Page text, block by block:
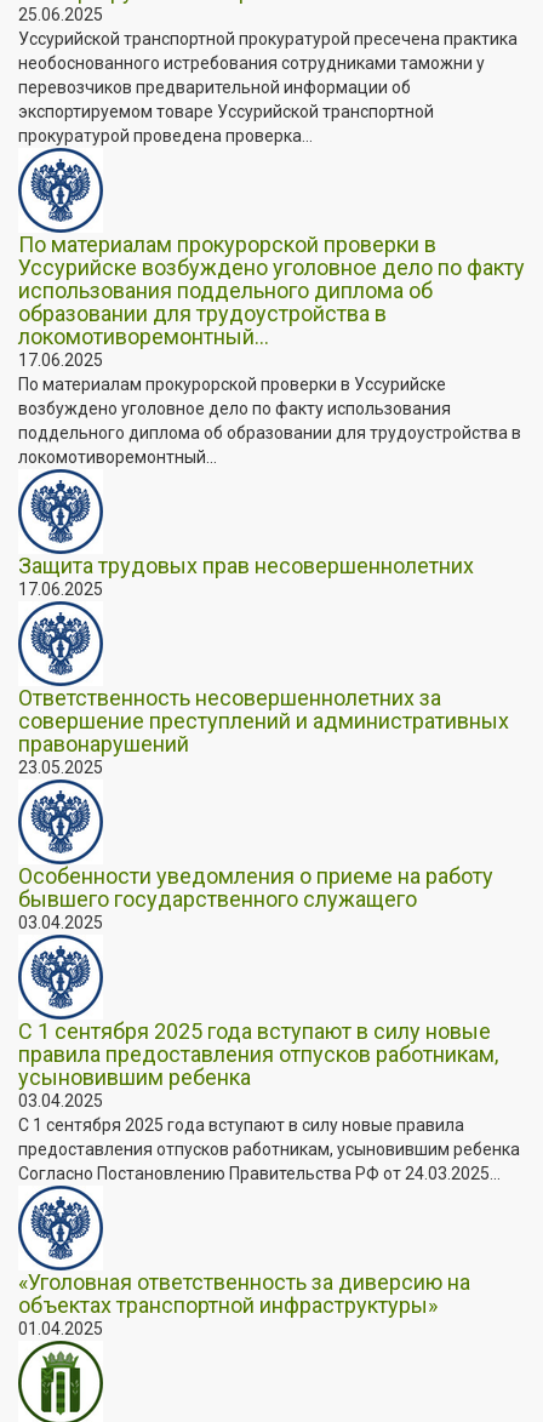
25.06.2025
Уссурийской транспортной прокуратурой пресечена практика
необоснованного истребования сотрудниками таможни у
перевозчиков предварительной информации об
экспортируемом товаре Уссурийской транспортной
прокуратурой проведена проверка...
По материалам прокурорской проверки в
Уссурийске возбуждено уголовное дело по факту
использования поддельного диплома об
образовании для трудоустройства в
локомотиворемонтный...
17.06.2025
По материалам прокурорской проверки в Уссурийске
возбуждено уголовное дело по факту использования
поддельного диплома об образовании для трудоустройства в
локомотиворемонтный...
Защита трудовых прав несовершеннолетних
17.06.2025
Ответственность несовершеннолетних за
совершение преступлений и административных
правонарушений
23.05.2025
Особенности уведомления о приеме на работу
бывшего государственного служащего
03.04.2025
С 1 сентября 2025 года вступают в силу новые
правила предоставления отпусков работникам,
усыновившим ребенка
03.04.2025
С 1 сентября 2025 года вступают в силу новые правила
предоставления отпусков работникам, усыновившим ребенка
Согласно Постановлению Правительства РФ от 24.03.2025...
«Уголовная ответственность за диверсию на
объектах транспортной инфраструктуры»
01.04.2025